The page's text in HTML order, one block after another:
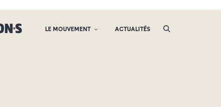
LE MOUVEMENT ACTUALITÉS